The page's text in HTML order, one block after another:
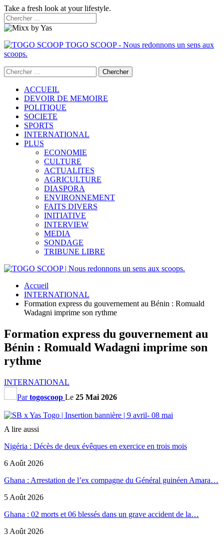
Take a fresh look at your lifestyle.
TOGO SCOOP - Nous redonnons un sens aux
scoops.
ACCUEIL
DEVOIR DE MEMOIRE
POLITIQUE
SOCIETE
SPORTS
INTERNATIONAL
PLUS
ECONOMIE
CULTURE
ACTUALITES
AGRICULTURE
DIASPORA
ENVIRONNEMENT
FAITS DIVERS
INITIATIVE
INTERVIEW
MEDIA
SONDAGE
TRIBUNE LIBRE
Accueil
INTERNATIONAL
Formation express du gouvernement au Bénin : Romuald
Wadagni imprime son rythme
Formation express du gouvernement au
Bénin : Romuald Wadagni imprime son
rythme
INTERNATIONAL
Partogoscoop Le 25 Mai 2026
A lire aussi
Nigéria : Décès de deux évêques en exercice en trois mois
6 Août 2026
Ghana : Arrestation de l’ex compagne du Général guinéen Amara…
5 Août 2026
Ghana : 02 morts et 06 blessés dans un grave accident de la…
3 Août 2026